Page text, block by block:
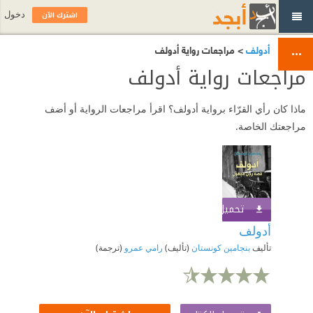
أدولف> مراجعات رواية أدولف
مراجعات رواية أدولف
ماذا كان رأي القرّاء برواية أدولف؟ اقرأ مراجعات الرواية أو أضف
مراجعتك الخاصة.
تحميل الكتاب
أدولف
تأليفبنجامين كونستان (تأليف) رامي عمرو (ترجمة)
اشترك الآن دخول